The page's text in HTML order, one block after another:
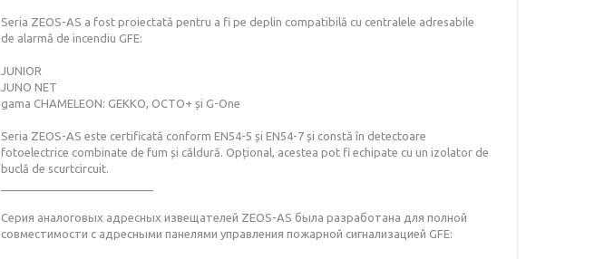
Seria ZEOS-AS a fost proiectată pentru a fi pe deplin compatibilă cu centralele adresabile
de alarmă de incendiu GFE:
JUNIOR
JUNO NET
gama CHAMELEON: GEKKO, OCTO+ și G-One
Seria ZEOS-AS este certificată conform EN54-5 și EN54-7 și constă în detectoare
fotoelectrice combinate de fum și căldură. Opțional, acestea pot fi echipate cu un izolator de
buclă de scurtcircuit.
Серия аналоговых адресных извещателей ZEOS-AS была разработана для полной
совместимости с адресными панелями управления пожарной сигнализацией GFE: